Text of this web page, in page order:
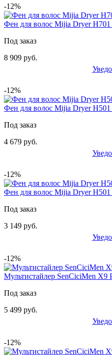
-12%
Фен для волос Mijia Dryer H701
Под заказ
8 909 руб.
-12%
Фен для волос Mijia Dryer H501
Под заказ
4 679 руб.
-12%
Фен для волос Mijia Dryer H501
Под заказ
3 149 руб.
-12%
Мультистайлер SenCiciMen X9
Под заказ
5 499 руб.
-12%